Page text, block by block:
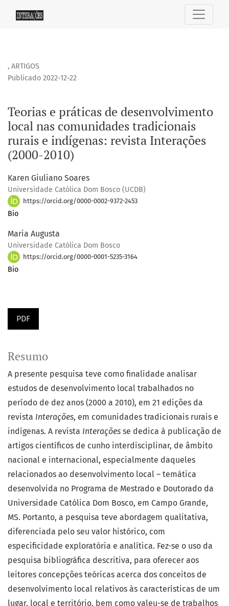
Teorias e práticas de desenvolvimento local nas
, ARTIGOS
Teorias e práticas de desenvolvimento
local nas comunidades tradicionais
rurais e indígenas: revista Interações
(2000-2010)
Publicado 2022-12-22
Karen Giuliano Soares
Universidade Católica Dom Bosco (UCDB)
https://orcid.org/0000-0002-9372-2453
Bio
Maria Augusta
Universidade Católica Dom Bosco
https://orcid.org/0000-0001-5235-3164
Bio
PDF
Resumo
A presente pesquisa teve como finalidade analisar
estudos de desenvolvimento local trabalhados no
período de dez anos (2000 a 2010), em 21 edições da
revista Interações, em comunidades tradicionais rurais e
indígenas. A revista Interações se dedica à publicação de
artigos científicos de cunho interdisciplinar, de âmbito
nacional e internacional, especialmente daqueles
relacionados ao desenvolvimento local – temática
desenvolvida no Programa de Mestrado e Doutorado da
Universidade Católica Dom Bosco, em Campo Grande,
MS. Portanto, a pesquisa teve abordagem qualitativa,
diferenciada pelo seu valor histórico, com
especificidade exploratória e analítica. Fez-se o uso da
pesquisa bibliográfica descritiva, para oferecer aos
leitores concepções teóricas acerca dos conceitos de
desenvolvimento local relativos às características de um
lugar, local e território, bem como valeu-se de trabalhos